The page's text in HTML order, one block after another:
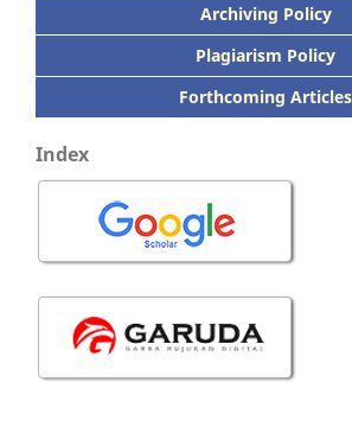
Archiving Policy
Plagiarism Policy
Forthcoming Articles
Index